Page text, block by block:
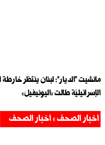
مانشيت “الديار”: لبنان ينتظر
الإسرائيليّة طالت «اليونيفيل»
أخبار الصحف أخبار الصحف